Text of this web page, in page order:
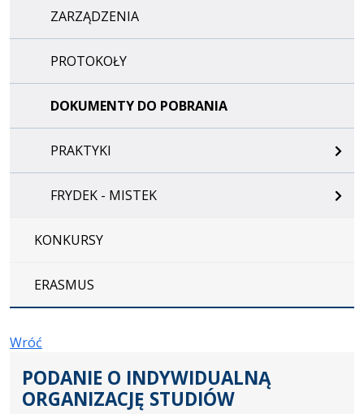
ZARZĄDZENIA
PROTOKOŁY
DOKUMENTY DO POBRANIA
PRAKTYKI
FRYDEK - MISTEK
KONKURSY
ERASMUS
Wróć
PODANIE O INDYWIDUALNĄ
ORGANIZACJĘ STUDIÓW